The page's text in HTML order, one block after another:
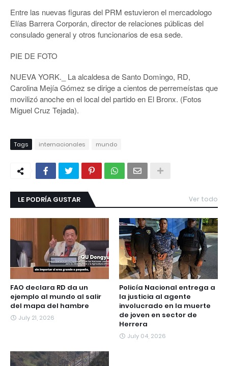
Entre las nuevas figuras del PRM estuvieron el mercadologo
Elías Barrera Corporán, director de relaciones públicas del
consulado general y otros funcionarios de esa sede.
PIE DE FOTO
NUEVA YORK._ La alcaldesa de Santo Domingo, RD,
Carolina Mejía Gómez se dirige a cientos de perremeístas que
movilizó anoche en el local del partido en El Bronx. (Fotos
Miguel Cruz Tejada).
Tags internacionales mundo
LE PODRÍA GUSTAR Ver todo
FAO declara RD da un
ejemplo al mundo al salir
del mapa del hambre
July 21, 2026
Policía Nacional entrega a
la justicia al agente
involucrado en la muerte
de joven en sector de
Herrera
July 04, 2026